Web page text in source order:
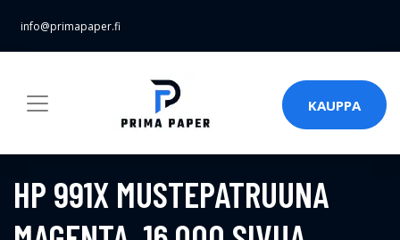
info@primapaper.fi
KAUPPA
HP 991X MUSTEPATRUUNA